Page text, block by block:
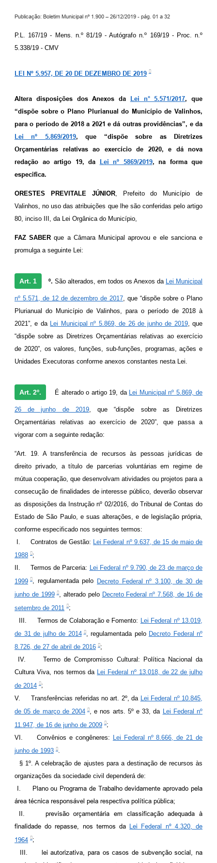
Carta de Serviços
Turismo
Galeria de Vídeos
Projetos
Contas Públicas
Editais
Telefones Úteis
Agenda
SIC
Contato
Publicação: Boletim Municipal nº 1.900 – 26/12/2019 - pág. 01 a 32
P.L. 167/19 - Mens. n.º 81/19 - Autógrafo n.º 169/19 - Proc. n.º
5.338/19 - CMV
LEI Nº 5.957, DE 20 DE DEZEMBRO DE 2019
Altera disposições dos Anexos da Lei n° 5.571/2017, que
“dispõe sobre o Plano Plurianual do Município de Valinhos,
para o período de 2018 a 2021 e dá outras providências”, e da
Lei nº 5.869/2019, que “dispõe sobre as Diretrizes
Orçamentárias relativas ao exercício de 2020, e dá nova
redação ao artigo 19, da
Lei nº 5869/2019, na forma que
especifica.
ORESTES PREVITALE JÚNIOR, Prefeito do Município de
Valinhos, no uso das atribuições que lhe são conferidas pelo artigo
80, inciso III, da Lei Orgânica do Município,
FAZ SABERque a Câmara Municipal aprovou e ele sanciona e
promulga a seguinte Lei:
Art. 1 º. São alterados, em todos os Anexos da Lei Municipal
nº 5.571, de 12 de dezembro de 2017 , que “dispõe sobre o Plano
Plurianual do Município de Valinhos, para o período de 2018 à
2021”, e da
Lei Municipal nº 5.869, de 26 de junho de 2019, que
“dispõe sobre as Diretrizes Orçamentárias relativas ao exercício
de 2020”, os valores, funções, sub-funções, programas, ações e
Unidades Executoras conforme anexos constantes nesta Lei.
Art. 2º. É alterado o artigo 19, da Lei Municipal nº 5.869, de
26 de junho de 2019, que “dispõe sobre as Diretrizes
Orçamentárias relativas ao exercício de 2020”, que passa a
vigorar com a seguinte redação:
“Art. 19.
A transferência de recursos às pessoas jurídicas de
direito privado, a título de parcerias voluntárias em regime de
mútua cooperação, que desenvolvam atividades ou projetos para a
consecução de finalidades de interesse público, deverão observar
as disposições da Instrução nº 02/2016, do Tribunal de Contas do
Estado de São Paulo, e suas alterações, e de legislação própria,
conforme especificado nos seguintes termos:
Contratos de Gestão:
Lei Federal nº 9.637, de 15 de maio de
1988
;
II.
Termos de Parceria: Lei Federal nº 9.790, de 23 de março de
1999
, regulamentada pelo Decreto Federal nº 3.100, de 30 de
junho de 1999 , alterado pelo Decreto Federal nº 7.568, de 16 de
setembro de 2011
;
III.
Termos de Colaboração e Fomento: Lei Federal nº 13.019,
de 31 de julho de 2014 , regulamentada pelo Decreto Federal nº
8.726, de 27 de abril de 2016
;
IV.
Termo de Compromisso Cultural: Política Nacional da
Cultura Viva, nos termos da Lei Federal nº 13.018, de 22 de julho
de 2014
;
V.
Transferências referidas no art. 2º, da
Lei Federal nº 10.845,
de 05 de março de 2004
, e nos arts. 5º e 33, da Lei Federal nº
11.947, de 16 de junho de 2009
;
VI.
Convênios e congêneres:
Lei Federal nº 8.666, de 21 de
junho de 1993
.
§ 1º. A celebração de ajustes para a destinação de recursos às
organizações da sociedade civil dependerá de:
I.
Plano ou Programa de Trabalho devidamente aprovado pela
área técnica responsável pela respectiva política pública;
II.
previsão orçamentária em classificação adequada à
finalidade do repasse, nos termos da Lei Federal nº 4.320, de
1964
;
III.
lei autorizativa, para os casos de subvenção social, na